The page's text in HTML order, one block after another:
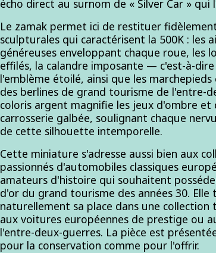
écho direct au surnom de « Silver Car »
Le zamak permet ici de restituer
sculpturales qui caractérisent la 500K : les
généreuses enveloppant chaque roue, les
effilés, la calandre imposante — c'est-à-
l'emblème étoilé, ainsi que les
des berlines de grand tourisme de l'entre-
coloris argent magnifie les jeux d'ombre et
carrosserie galbée, soulignant chaque
de cette silhouette intemporelle.
Cette miniature s'adresse aussi bien aux
passionnés d'automobiles classiques
amateurs d'histoire qui souhaitent
d'or du grand tourisme des années 30. Elle
naturellement sa place dans une
aux voitures européennes de prestige ou
l'entre-deux-guerres. La pièce est
pour la conservation comme pour l'offrir.